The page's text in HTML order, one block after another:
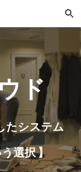
Skip to navigation
ド
たシステム
選択 】